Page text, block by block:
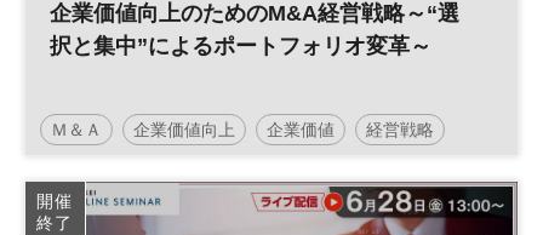
企業価値向上のためのM&A経営戦略～“選
択と集中”によるポートフォリオ変革～​
Ｍ＆Ａ 企業価値向上 企業価値 経営戦略
日経オンラインセミナー
開催
終了